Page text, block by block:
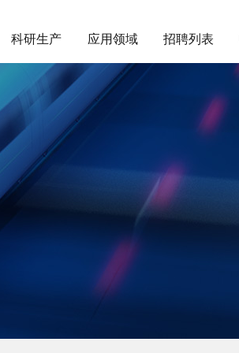
科研生产 应用领域 招聘列表